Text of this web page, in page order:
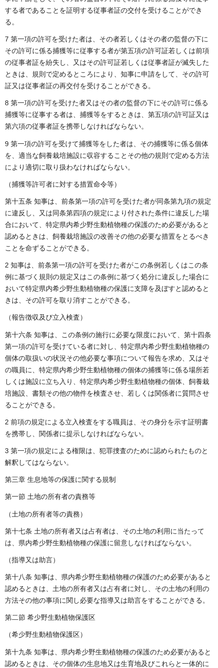
する者であることを証明する従事者証の交付を受けることができ
る。
7 第一項の許可を受けた者は、その者若しくはその者の監督の下に
その許可に係る捕獲等に従事する者が第五項の許可証若しくは前項
の従事者証を紛失し、又はその許可証若しくは従事者証が滅失した
ときは、規則で定めるところにより、知事に申請をして、その許可
証又は従事者証の再交付を受けることができる。
8 第一項の許可を受けた者又はその者の監督の下にその許可に係る
捕獲等に従事する者は、捕獲等をするときは、第五項の許可証又は
第六項の従事者証を携帯しなければならない。
9 第一項の許可を受けて捕獲等をした者は、その捕獲等に係る個体
を、適当な飼養栽培施設に収容することその他の規則で定める方法
により適切に取り扱わなければならない。
（捕獲等許可者に対する措置命令等）
第十五条 知事は、前条第一項の許可を受けた者が同条第九項の規定
に違反し、又は同条第四項の規定により付された条件に違反した場
合において、特定県内希少野生動植物種の保護のため必要があると
認めるときは、飼養栽培施設の改善その他の必要な措置をとるべき
ことを命ずることができる。
2 知事は、前条第一項の許可を受けた者がこの条例若しくはこの条
例に基づく規則の規定又はこの条例に基づく処分に違反した場合に
おいて特定県内希少野生動植物種の保護に支障を及ぼすと認めると
きは、その許可を取り消すことができる。
（報告徴収及び立入検査）
第十六条 知事は、この条例の施行に必要な限度において、第十四条
第一項の許可を受けている者に対し、特定県内希少野生動植物種の
個体の取扱いの状況その他必要な事項について報告を求め、又はそ
の職員に、特定県内希少野生動植物種の個体の捕獲等に係る場所若
しくは施設に立ち入り、特定県内希少野生動植物種の個体、飼養栽
培施設、書類その他の物件を検査させ、若しくは関係者に質問させ
ることができる。
2 前項の規定による立入検査をする職員は、その身分を示す証明書
を携帯し、関係者に提示しなければならない。
3 第一項の規定による権限は、犯罪捜査のために認められたものと
解釈してはならない。
第三章 生息地等の保護に関する規制
第一節 土地の所有者の責務等
（土地の所有者等の責務）
第十七条 土地の所有者又は占有者は、その土地の利用に当たって
は、県内希少野生動植物種の保護に留意しなければならない。
（指導又は助言）
第十八条 知事は、県内希少野生動植物種の保護のため必要があると
認めるときは、土地の所有者又は占有者に対し、その土地の利用の
方法その他の事項に関し必要な指導又は助言をすることができる。
第二節 希少野生動植物保護区
（希少野生動植物保護区）
第十九条 知事は、県内希少野生動植物種の保護のため必要があると
認めるときは、その個体の生息地又は生育地及びこれらと一体的に